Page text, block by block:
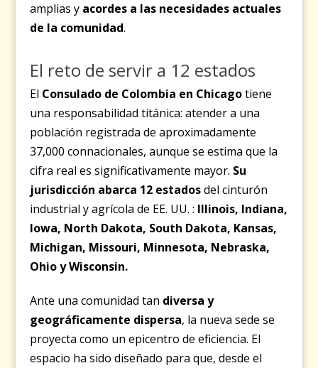
amplias y acordes a las necesidades actuales
de la comunidad.
El reto de servir a 12 estados
El Consulado de Colombia en Chicagotiene
una responsabilidad titánica: atender a una
población registrada de aproximadamente
37,000 connacionales, aunque se estima que la
cifra real es significativamente mayor. Su
jurisdicción abarca 12 estadosdel cinturón
industrial y agrícola de EE. UU. : Illinois, Indiana,
Iowa, North Dakota, South Dakota, Kansas,
Michigan, Missouri, Minnesota, Nebraska,
Ohio y Wisconsin.
Ante una comunidad tan diversa y
geográficamente dispersa, la nueva sede se
proyecta como un epicentro de eficiencia. El
espacio ha sido diseñado para que, desde el